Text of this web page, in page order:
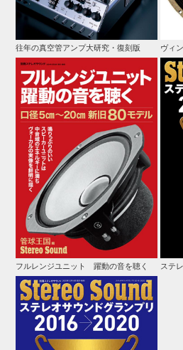
往年の真空管アンプ大研究・復刻版 ヴィ
フルレンジユニット 躍動の音を聴く ステ